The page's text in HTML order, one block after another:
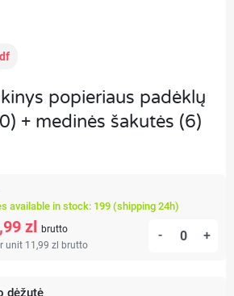
popieriaus padėklų
+ medinės šakutės (6)
available in stock: 199 (shipping 24h)
zl brutto
unit 11,99 zl brutto
- +
dėžutė